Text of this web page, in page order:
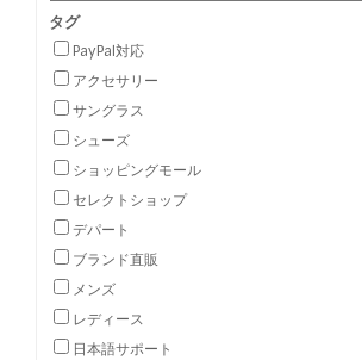
タグ
PayPal対応
アクセサリー
サングラス
シューズ
ショッピングモール
セレクトショップ
デパート
ブランド直販
メンズ
レディース
日本語サポート